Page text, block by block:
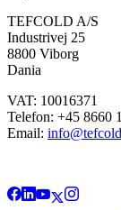
TEFCOLD A/S
Industrivej 25
8800 Viborg
Dania
VAT: 10016371
Telefon: +45 8660
Email: